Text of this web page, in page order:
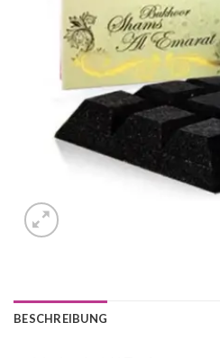
BESCHREIBUNG